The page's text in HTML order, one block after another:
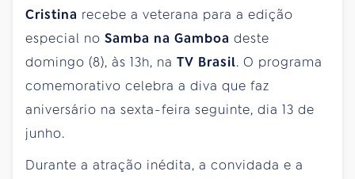
Cristina recebe a veterana para a edição
especial no Samba na Gamboa deste
domingo (8), às 13h, na TV Brasil. O programa
comemorativo celebra a diva que faz
aniversário na sexta-feira seguinte, dia 13 de
junho.
Durante a atração inédita, a convidada e a